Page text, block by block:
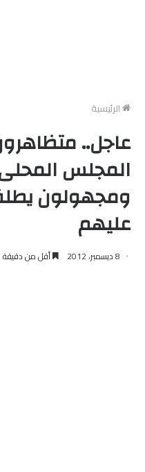
الرئيسية
عاجل..
المجلس
ومجهولون
عليهم
8 ديسمبر، 2012 أقل من دقيقة